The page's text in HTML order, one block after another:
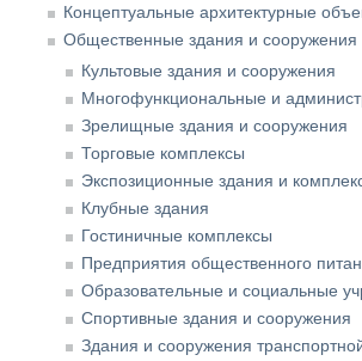
Концептуальные архитектурные
Общественные здания и сооружения
Культовые здания и сооружения
Многофункциональные и
Зрелищные здания и сооружения
Торговые комплексы
Экспозиционные здания и
Клубные здания
Гостиничные комплексы
Предприятия общественного
Образовательные и социальные
Спортивные здания и сооружения
Здания и сооружения